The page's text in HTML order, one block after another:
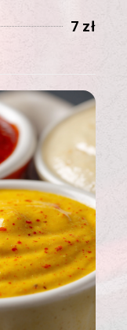
7 zł